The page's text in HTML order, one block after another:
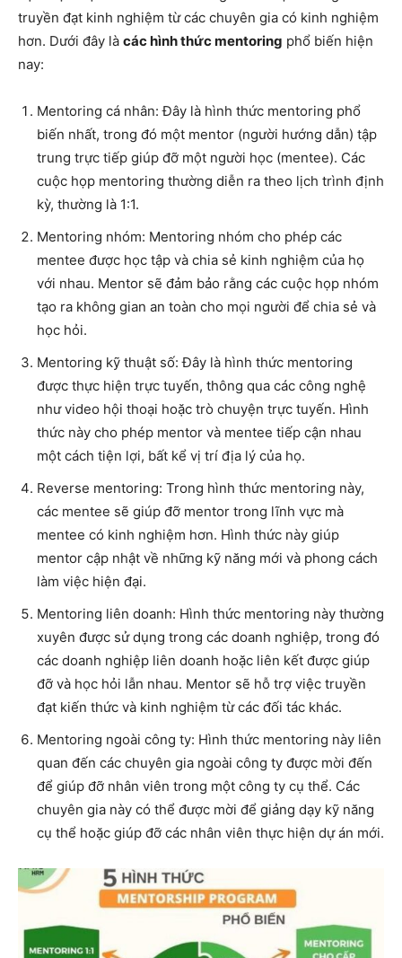
truyền đạt kinh nghiệm từ các chuyên gia có kinh nghiệm
hơn. Dưới đây là các hình thức mentoring phổ biến hiện
nay:
Mentoring cá nhân: Đây là hình thức mentoring phổ
biến nhất, trong đó một mentor (người hướng dẫn) tập
trung trực tiếp giúp đỡ một người học (mentee). Các
cuộc họp mentoring thường diễn ra theo lịch trình định
kỳ, thường là 1:1.
Mentoring nhóm: Mentoring nhóm cho phép các
mentee được học tập và chia sẻ kinh nghiệm của họ
với nhau. Mentor sẽ đảm bảo rằng các cuộc họp nhóm
tạo ra không gian an toàn cho mọi người để chia sẻ và
học hỏi.
Mentoring kỹ thuật số: Đây là hình thức mentoring
được thực hiện trực tuyến, thông qua các công nghệ
như video hội thoại hoặc trò chuyện trực tuyến. Hình
thức này cho phép mentor và mentee tiếp cận nhau
một cách tiện lợi, bất kể vị trí địa lý của họ.
Reverse mentoring: Trong hình thức mentoring này,
các mentee sẽ giúp đỡ mentor trong lĩnh vực mà
mentee có kinh nghiệm hơn. Hình thức này giúp
mentor cập nhật về những kỹ năng mới và phong cách
làm việc hiện đại.
Mentoring liên doanh: Hình thức mentoring này thường
xuyên được sử dụng trong các doanh nghiệp, trong đó
các doanh nghiệp liên doanh hoặc liên kết được giúp
đỡ và học hỏi lẫn nhau. Mentor sẽ hỗ trợ việc truyền
đạt kiến thức và kinh nghiệm từ các đối tác khác.
Mentoring ngoài công ty: Hình thức mentoring này liên
quan đến các chuyên gia ngoài công ty được mời đến
để giúp đỡ nhân viên trong một công ty cụ thể. Các
chuyên gia này có thể được mời để giảng dạy kỹ năng
cụ thể hoặc giúp đỡ các nhân viên thực hiện dự án mới.